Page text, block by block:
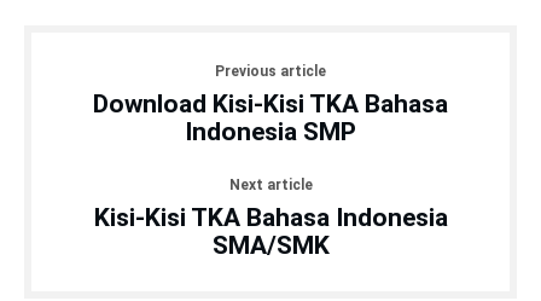
Previous article
Download Kisi-Kisi TKA Bahasa
Indonesia SMP
Next article
Kisi-Kisi TKA Bahasa Indonesia
SMA/SMK